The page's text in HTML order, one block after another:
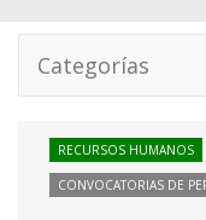
Categorías
RECURSOS HUMANOS
CONVOCATORIAS DE